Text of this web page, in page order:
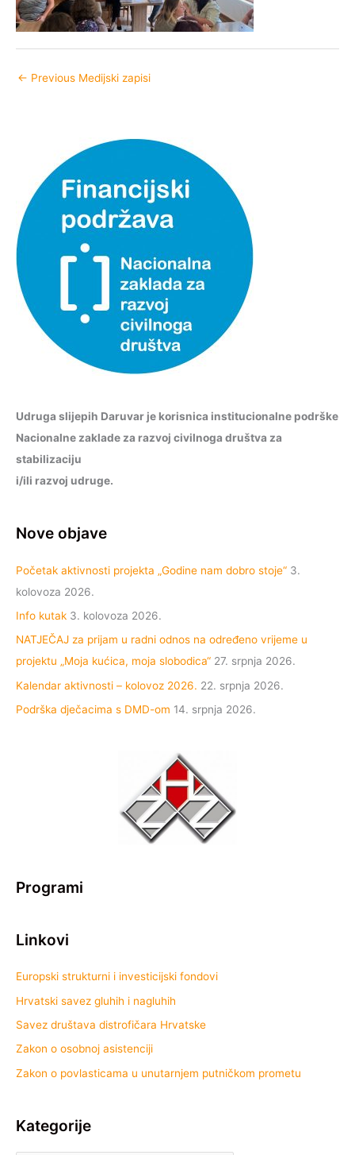
← Previous Medijski zapisi
Udruga slijepih Daruvar je korisnica institucionalne podrške
Nacionalne zaklade za razvoj civilnoga društva za
stabilizaciju
i/ili razvoj udruge.
Nove objave
Početak aktivnosti projekta „Godine nam dobro stoje“ 3.
kolovoza 2026.
Info kutak 3. kolovoza 2026.
NATJEČAJ za prijam u radni odnos na određeno vrijeme u
projektu „Moja kućica, moja slobodica“ 27. srpnja 2026.
Kalendar aktivnosti – kolovoz 2026. 22. srpnja 2026.
Podrška dječacima s DMD-om 14. srpnja 2026.
Programi
Linkovi
Europski strukturni i investicijski fondovi
Hrvatski savez gluhih i nagluhih
Savez društava distrofičara Hrvatske
Zakon o osobnoj asistenciji
Zakon o povlasticama u unutarnjem putničkom prometu
Kategorije